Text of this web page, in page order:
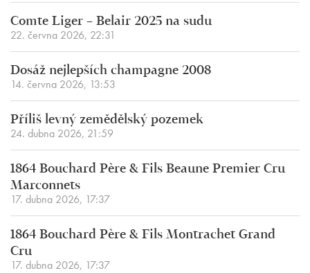
Comte Liger – Belair 2025 na sudu
22. června 2026, 22:31
Dosáž nejlepších champagne 2008
14. června 2026, 13:53
Příliš levný zemědělský pozemek
24. dubna 2026, 21:59
1864 Bouchard Père & Fils Beaune Premier Cru
Marconnets
17. dubna 2026, 17:37
1864 Bouchard Père & Fils Montrachet Grand
Cru
17. dubna 2026, 17:37